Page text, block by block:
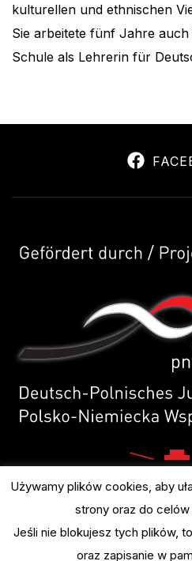
kulturellen und ethnischen
Sie arbeitete fünf Jahre
Schule als Lehrerin für
Używamy plików cookies, aby
strony oraz do
Jeśli nie blokujesz tych plików,
oraz zapisanie w